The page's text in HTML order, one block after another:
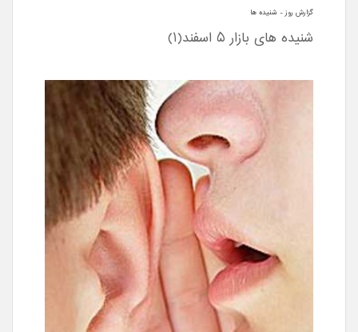
گزارش روز - شنيده ها
شنیده های بازار 5 اسفند(1)